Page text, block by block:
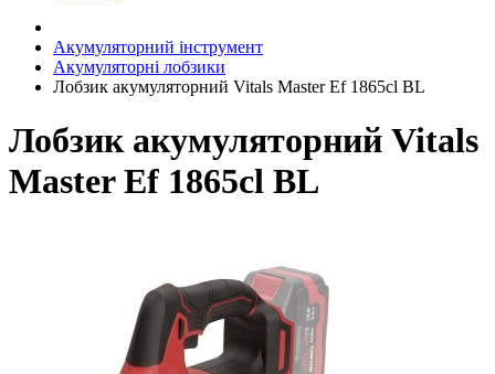
Акумуляторний інструмент
Акумуляторні лобзики
Лобзик акумуляторний Vitals Master Ef 1865сl BL
Лобзик акумуляторний Vitals
Master Ef 1865сl BL